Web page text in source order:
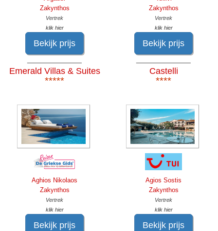
Zakynthos
Vertrek
klik hier
Bekijk prijs
Zakynthos
Vertrek
klik hier
Bekijk prijs
Emerald Villas & Suites
*****
Aghios Nikolaos
Zakynthos
Vertrek
klik hier
Bekijk prijs
Castelli
****
Agios Sostis
Zakynthos
Vertrek
klik hier
Bekijk prijs